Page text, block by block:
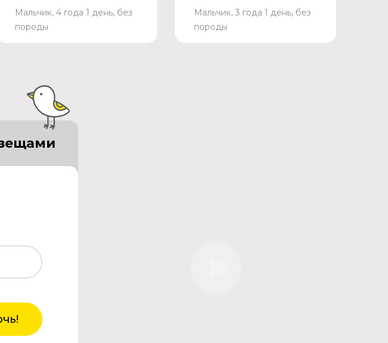
Мальчик, 4 года 1 день, без
породы
Мальчик, 3 года 1 день, без
породы